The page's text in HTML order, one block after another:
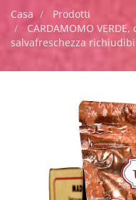
Casa
Prodotti
CARDAMOMO
salvafreschezza